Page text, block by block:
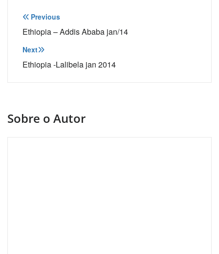
Navegação
de
Post
Previous
Ethiopia – Addis Ababa jan/14
Next
Ethiopia -Lalibela jan 2014
Sobre o Autor